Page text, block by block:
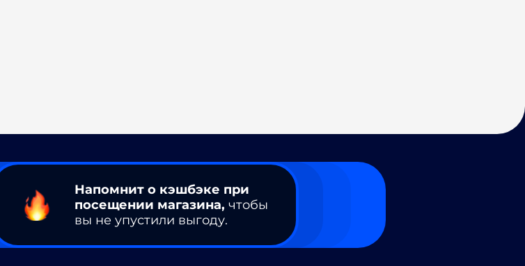
Напомнит о кэшбэке при
посещении магазина, чтобы
вы не упустили выгоду.